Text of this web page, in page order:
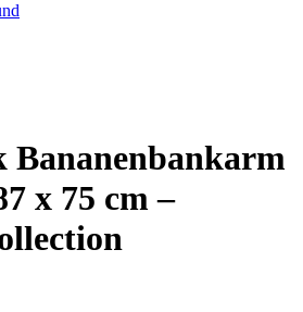
Bananenbankarm
x 75 cm –